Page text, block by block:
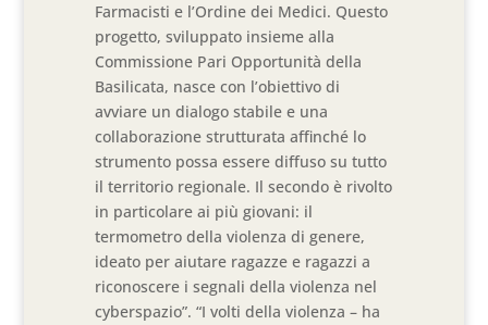
Farmacisti e l’Ordine dei Medici. Questo
progetto, sviluppato insieme alla
Commissione Pari Opportunità della
Basilicata, nasce con l’obiettivo di
avviare un dialogo stabile e una
collaborazione strutturata affinché lo
strumento possa essere diffuso su tutto
il territorio regionale. Il secondo è rivolto
in particolare ai più giovani: il
termometro della violenza di genere,
ideato per aiutare ragazze e ragazzi a
riconoscere i segnali della violenza nel
cyberspazio”. “I volti della violenza – ha